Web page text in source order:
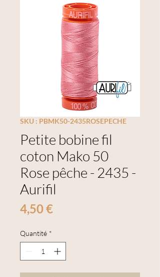
SKU : PBMK50-2435ROSEPECHE
Petite bobine fil
coton Mako 50
Rose pêche - 2435 -
Aurifil
4,50 €Prix
Quantité *